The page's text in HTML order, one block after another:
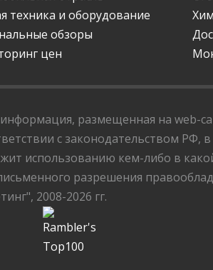
техника и оборудование
обзоры
цен
размещенная на web-
с законодательством
использованию кем-либо в
разрешения
2008-2026 гг.